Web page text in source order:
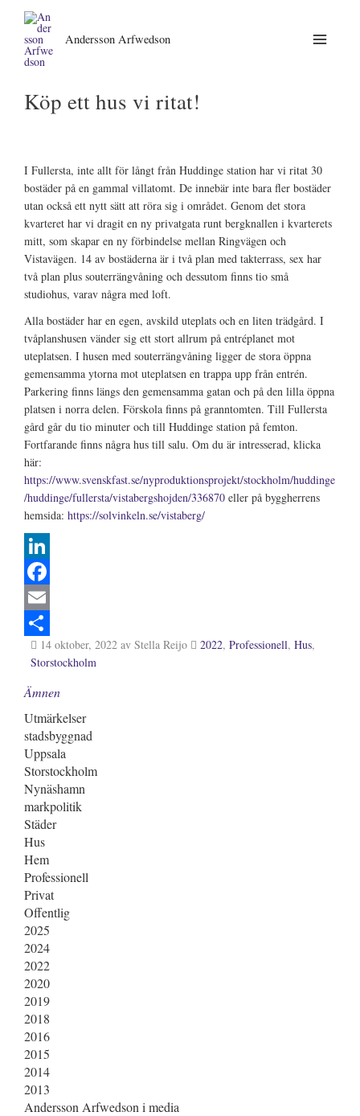
Andersson Arfwedson
Köp ett hus vi ritat!
I Fullersta, inte allt för långt från Huddinge station har vi ritat 30
bostäder på en gammal villatomt. De innebär inte bara fler bostäder
utan också ett nytt sätt att röra sig i området. Genom det stora
kvarteret har vi dragit en ny privatgata runt bergknallen i kvarterets
mitt, som skapar en ny förbindelse mellan Ringvägen och
Vistavägen. 14 av bostäderna är i två plan med takterrass, sex har
två plan plus souterrängvåning och dessutom finns tio små
studiohus, varav några med loft.
Alla bostäder har en egen, avskild uteplats och en liten trädgård. I
tvåplanshusen vänder sig ett stort allrum på entréplanet mot
uteplatsen. I husen med souterrängvåning ligger de stora öppna
gemensamma ytorna mot uteplatsen en trappa upp från entrén.
Parkering finns längs den gemensamma gatan och på den lilla öppna
platsen i norra delen. Förskola finns på granntomten. Till Fullersta
gård går du tio minuter och till Huddinge station på femton.
Fortfarande finns några hus till salu. Om du är intresserad, klicka
här:
https://www.svenskfast.se/nyproduktionsprojekt/stockholm/huddinge
/huddinge/fullersta/vistabergshojden/336870 eller på byggherrens
hemsida: https://solvinkeln.se/vistaberg/
L
n
d
I
n
F
b
o
o
k
E
m
i
l
a
r
e
14 oktober, 2022 av Stella Reijo 2022, Professionell, Hus,
Storstockholm
Ämnen
Utmärkelser
stadsbyggnad
Uppsala
Storstockholm
Nynäshamn
markpolitik
Städer
Hus
Hem
Professionell
Privat
Offentlig
2025
2024
2022
2020
2019
2018
2016
2015
2014
2013
Andersson Arfwedson i media